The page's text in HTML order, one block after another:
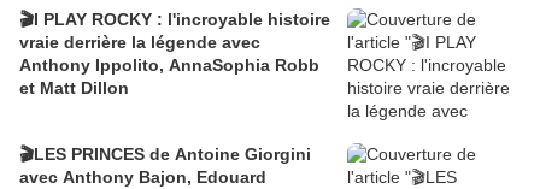
🎬I PLAY ROCKY : l'incroyable histoire
vraie derrière la légende avec
Anthony Ippolito, AnnaSophia Robb
et Matt Dillon
🎬LES PRINCES de Antoine Giorgini
avec Anthony Bajon, Edouard